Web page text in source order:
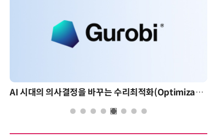
AI 시대의 의사결정을 바꾸는 수리최적화(Optimization): 실제 산업 적용 사례와 활용 전략